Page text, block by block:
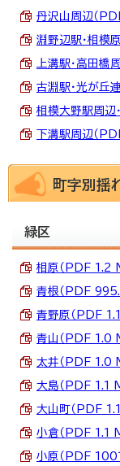
丹沢山周辺（
淵野辺駅・相模
上溝駅・高田橋
古淵駅・光が丘
相模大野駅周辺
下溝駅周辺（
町字別揺
緑区
相原（PDF 1.2
青根（PDF
青野原（PDF
青山（PDF 1.0
太井（PDF 1.0
大島（PDF 1.1
大山町（PDF
小倉（PDF 1.1
小原（PDF